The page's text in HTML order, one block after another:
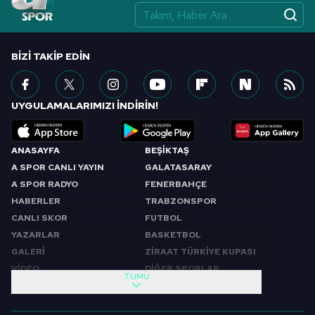
ANASAYFA
A SPOR CANLI YAYIN
A SPOR RADYO
HABERLER
CANLI SKOR
YAZARLAR
GALERİ
VİDEO
BEŞİKTAŞ
GALATASARAY
FENERBAHÇE
TRABZONSPOR
FUTBOL
BASKETBOL
ZİRAAT TÜRKİYE KUPASI
DİĞER SPORLAR
TÜMÜ
BIZI TAKIP EDIN
UYGULAMALARIMIZI İNDİRİN!